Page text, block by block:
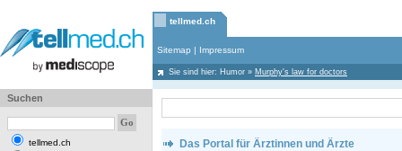
tellmed.ch
Sitemap | Impressum
Sie sind hier: Humor » Murphy's law for doctors
Suchen
tellmed.ch
Das Portal für Ärztinnen und Ärzte